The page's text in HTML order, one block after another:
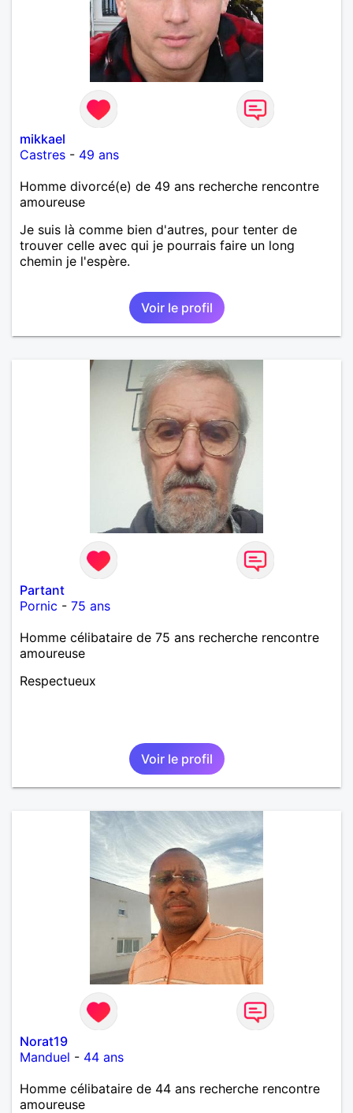
mikkael
Castres - 49 ans
Homme divorcé(e) de 49 ans recherche rencontre
amoureuse
Je suis là comme bien d'autres, pour tenter de
trouver celle avec qui je pourrais faire un long
chemin je l'espère.
Voir le profil
Partant
Pornic - 75 ans
Homme célibataire de 75 ans recherche rencontre
amoureuse
Respectueux
Voir le profil
Norat19
Manduel - 44 ans
Homme célibataire de 44 ans recherche rencontre
amoureuse